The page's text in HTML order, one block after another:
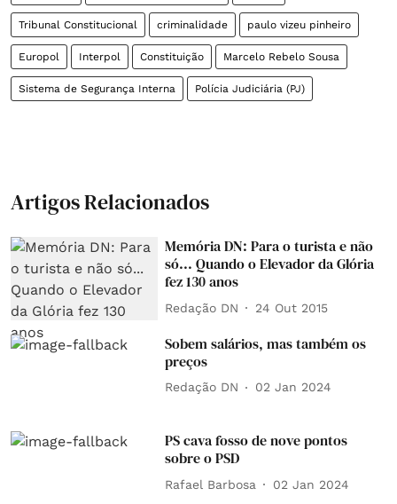
Tribunal Constitucional criminalidade paulo vizeu pinheiro
Europol Interpol Constituição Marcelo Rebelo Sousa
Sistema de Segurança Interna Polícia Judiciária (PJ)
Artigos Relacionados
Memória DN: Para o turista e não
só... Quando o Elevador da Glória
fez 130 anos
Redação DN 24 Out 2015
Sobem salários, mas também os
preços
Redação DN 02 Jan 2024
PS cava fosso de nove pontos
sobre o PSD
Rafael Barbosa 02 Jan 2024